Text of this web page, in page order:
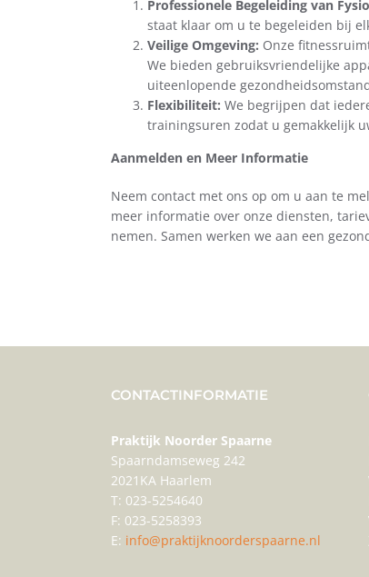
Professionele Begeleiding van
staat klaar om u te begeleiden bij
Veilige Omgeving: Onze
We bieden gebruiksvriendelijke
uiteenlopende
Flexibiliteit: We begrijpen dat
trainingsuren zodat u gemakkelijk
Aanmelden en Meer Informatie
Neem contact met ons op om u aan te
meer informatie over onze diensten,
nemen. Samen werken we aan een
CONTACTINFORMATIE
Praktijk Noorder Spaarne
Spaarndamseweg 242
2021KA Haarlem
T: 023-5254640
F: 023-5258393
E: info@praktijknoorderspaarne.nl